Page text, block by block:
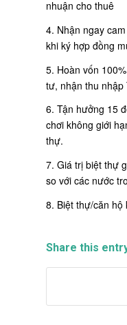
nhuận cho thuê
4. Nhận ngay
khi ký hợp đồng
5. Hoàn vốn
tư, nhận thu nhập
6. Tận hưởng 15
chơi không giới
thự.
7. Giá trị biệt thự
so với các nước
8. Biệt thự/căn hộ
Share this